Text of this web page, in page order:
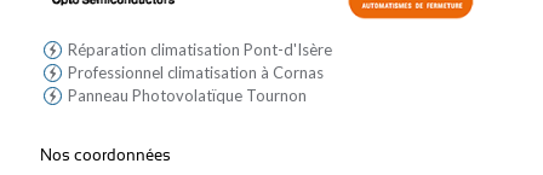
Réparation climatisation Pont-d'Isère
Professionnel climatisation à Cornas
Panneau Photovolatïque Tournon
Nos coordonnées